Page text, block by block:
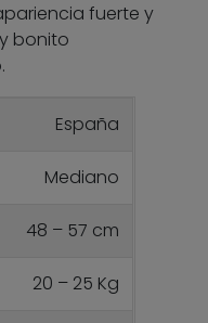
fuerte y
bonito
España
Mediano
48 – 57 cm
20 – 25 Kg